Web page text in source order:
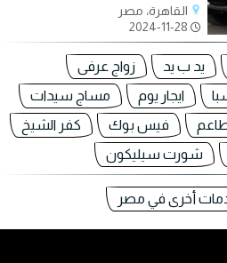
القاهرة، مصر
يد ب يد
زواج عرفى
ايجار يوم
مساج سيدات
فيس بوك
كفر الشيخ
شورت سيليكون
أخرى في مصر